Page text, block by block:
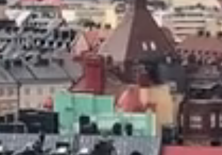
Franchise
Om oss
Vårt team
Jobba med oss